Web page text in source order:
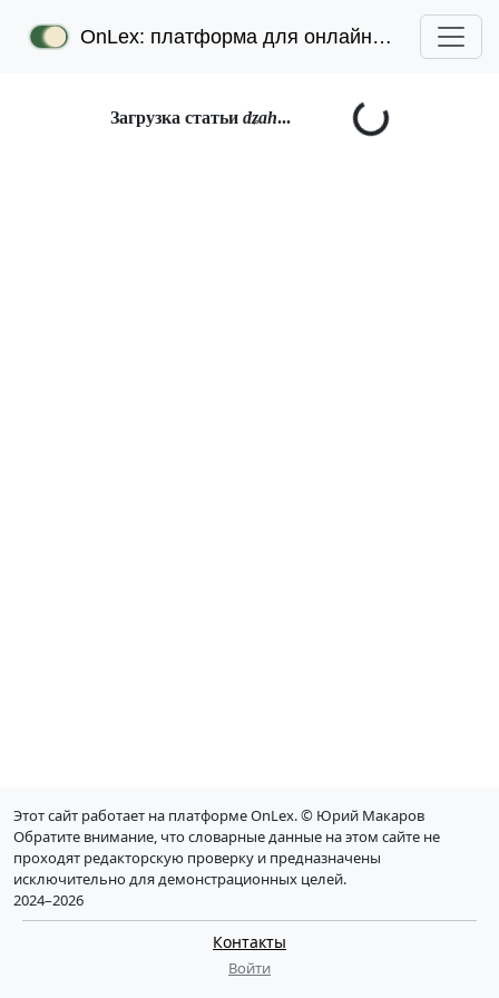
OnLex: платформа для онлайн-лексикографии
Загрузка статьи dʑah...
Этот сайт работает на платформе OnLex. © Юрий Макаров
Обратите внимание, что словарные данные на этом сайте не
проходят редакторскую проверку и предназначены
исключительно для демонстрационных целей.
2024–2026
Контакты
Войти